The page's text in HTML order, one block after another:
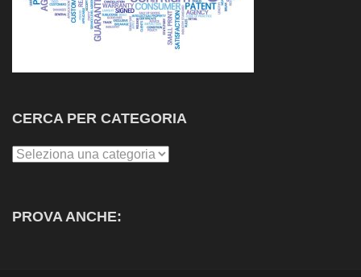
CERCA PER CATEGORIA
Cerca
PROVA ANCHE: